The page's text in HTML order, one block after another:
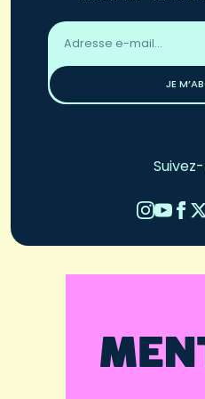
Adresse
email
JE